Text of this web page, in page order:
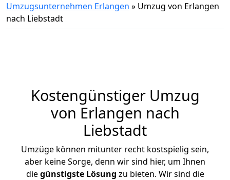
Umzugsunternehmen Erlangen » Umzug von Erlangen
nach Liebstadt
Kostengünstiger Umzug
von Erlangen nach
Liebstadt
Umzüge können mitunter recht kostspielig sein,
aber keine Sorge, denn wir sind hier, um Ihnen
diegünstigste Lösung zu bieten. Wir sind die